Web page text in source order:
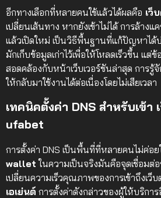
อีกทางเลือกที่หลายคนใช้แล้วได้ผลคือ เว็
เปลี่ยนเส้นทาง หากยังเข้าไม่ได้ การล้างแ
แล้วเปิดใหม่ เป็นวิธีพื้นฐานที่แก้ปัญหาได้บ่
มักเก็บข้อมูลเก่าไว้เพื่อให้โหลดเร็วขึ้น แต่
สอดคล้องกับหน้าเว็บเวอร์ชันล่าสุด การรู้
ให้กลับมาใช้งานได้ต่อเนื่องโดยไม่เสียเวลา
เทคนิคตั้งค่า DNS สำหรับเข้
ufabet
การตั้งค่า DNS เป็นพื้นที่ที่หลายคนไม่ค่อ
wallet ในความเป็นจริงมันคือจุดเชื่อมต่
เปลี่ยนความเร็วคุณภาพของการเข้าถึงเว็บ
เอเย่นต์ การตั้งค่าดังกล่าวของผู้ให้บริกา